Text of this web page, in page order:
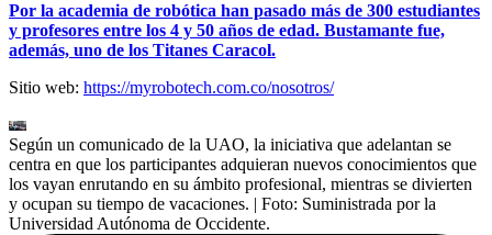
Por la academia de robótica han pasado más de 300 estudiantes
y profesores entre los 4 y 50 años de edad. Bustamante fue,
además, uno de los Titanes Caracol.
Sitio web: https://myrobotech.com.co/nosotros/
Según un comunicado de la UAO, la iniciativa que adelantan se
centra en que los participantes adquieran nuevos conocimientos que
los vayan enrutando en su ámbito profesional, mientras se divierten
y ocupan su tiempo de vacaciones. | Foto: Suministrada por la
Universidad Autónoma de Occidente.